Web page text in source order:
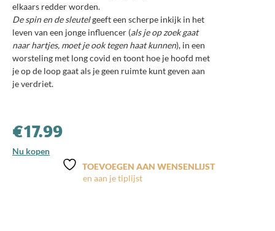
elkaars redder worden.
De spin en de sleutelgeeft een scherpe inkijk in het
leven van een jonge influencer (als je op zoek gaat
naar hartjes, moet je ook tegen haat kunnen), in een
worsteling met long covid en toont hoe je hoofd met
je op de loop gaat als je geen ruimte kunt geven aan
je verdriet.
€17.99
Nu kopen
TOEVOEGEN AAN WENSENLIJST